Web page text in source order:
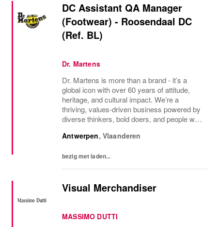
DC Assistant QA Manager
(Footwear) - Roosendaal DC
(Ref. BL)
Dr. Martens
Dr. Martens is more than a brand - it’s a
global icon with over 60 years of attitude,
heritage, and cultural impact. We’re a
thriving, values‑driven business powered by
diverse thinkers, bold doers, and people who
ready to make your mark, you’re in the...
Antwerpen, Vlaanderen
bezig met laden...
Visual Merchandiser
MASSIMO DUTTI